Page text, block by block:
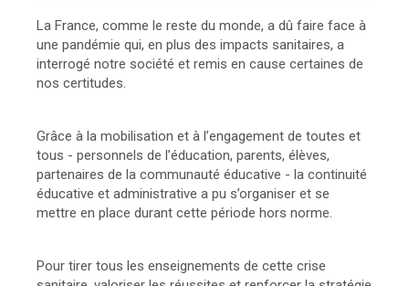
La France, comme le reste du monde, a dû faire face à
une pandémie qui, en plus des impacts sanitaires, a
interrogé notre société et remis en cause certaines de
nos certitudes.
Grâce à la mobilisation et à l’engagement de toutes et
tous - personnels de l’éducation, parents, élèves,
partenaires de la communauté éducative - la continuité
éducative et administrative a pu s’organiser et se
mettre en place durant cette période hors norme.
Pour tirer tous les enseignements de cette crise